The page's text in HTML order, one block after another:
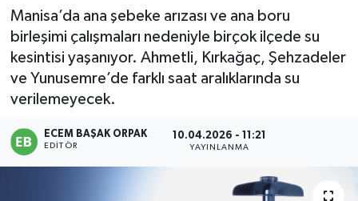
Manisa’da ana şebeke arızası ve ana boru
birleşimi çalışmaları nedeniyle birçok ilçede su
kesintisi yaşanıyor. Ahmetli, Kırkağaç, Şehzadeler
ve Yunusemre’de farklı saat aralıklarında su
verilemeyecek.
ECEM BAŞAK ORPAK
EDITÖR
10.04.2026 - 11:21
YAYINLANMA
MANİSA'DA TRAFİK
SİYASET
YAŞAM
Son Dakika Haberleri
Haber Arşivi